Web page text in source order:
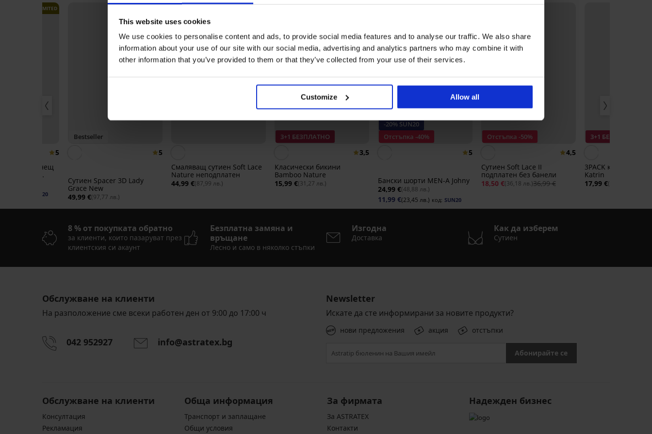
This website uses cookies
We use cookies to personalise content and ads, to provide social media features and to analyse our traffic. We also share
information about your use of our site with our social media, advertising and analytics partners who may combine it with
other information that you’ve provided to them or that they’ve collected from your use of their services.
Customize Allow all
LIMITED
5
бързосъхнещ
SUN20
Bestseller
5
Сутиен Spacer 3D Lady
Grace New
49,99 €(97,77 лв.)
Смаляващ сутиен Soft Lace
Nature неподплатен
44,99 €(87,99 лв.)
3+1 БЕЗПЛАТНО
3,5
Класически бикини
Bamboo Nature
15,99 €(31,27 лв.)
-20% SUN20
Отстъпка -40%
5
Бански шорти MEN-A Johny
24,99 €(48,88 лв.)
11,99 €(23,45 лв.) код: SUN20
Отстъпка -50%
4,5
Сутиен Soft Lace II
подплатен без банели
18,50 €(36,18 лв.)36,99 €
3+1 БЕЗПЛАТНО
3PACK класически
Katrin
17,99 €(35,19 лв.)
8 % от покупката обратно
за клиенти, които пазаруват през
клиентския си акаунт
Безплатна замяна и
връщане
Лесно и само в няколко стъпки
Изгодна
Доставка
Как да изберем
Сутиен
Обслужване на клиенти
На разположение сме всеки работен ден от 9:00 до 17:00 ч
042 952927 info@astratex.bg
Newsletter
Искате да сте информирани за новите продукти?
нови предложения акция отстъпки
Абонирайте се
Обслужване на клиенти
Консултация
Pекламация
Обща информация
Транспорт и заплащане
Общи условия
За фирмата
За ASTRATEX
Контакти
Надежден бизнес